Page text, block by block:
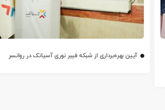
آیین بهره‌برداری از شبکه فیبر نوری آسیاتک در روانسر